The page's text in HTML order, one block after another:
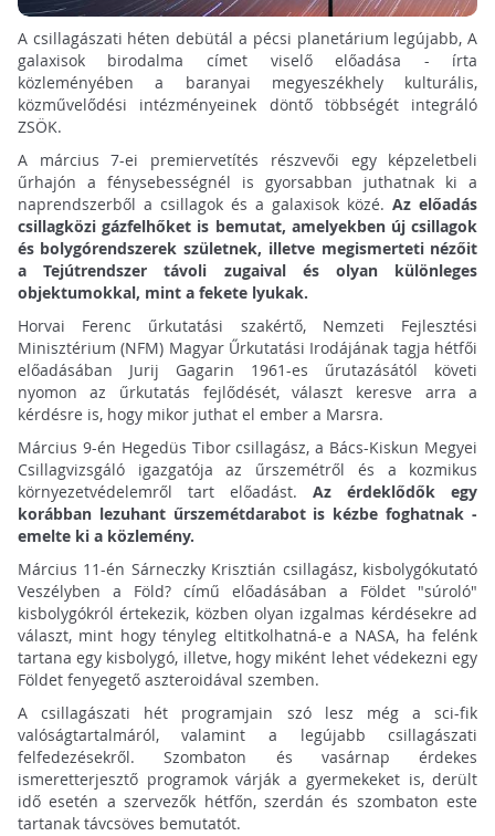
A csillagászati héten debütál a pécsi planetárium legújabb, A
galaxisok birodalma címet viselő előadása - írta
közleményében a baranyai megyeszékhely kulturális,
közművelődési intézményeinek döntő többségét integráló
ZSÖK.
A március 7-ei premiervetítés részvevői egy képzeletbeli
űrhajón a fénysebességnél is gyorsabban juthatnak ki a
naprendszerből a csillagok és a galaxisok közé.Az előadás
csillagközi gázfelhőket is bemutat, amelyekben új csillagok
és bolygórendszerek születnek, illetve megismerteti nézőit
a Tejútrendszer távoli zugaival és olyan különleges
objektumokkal, mint a fekete lyukak.
Horvai Ferenc űrkutatási szakértő, Nemzeti Fejlesztési
Minisztérium (NFM) Magyar Űrkutatási Irodájának tagja hétfői
előadásában Jurij Gagarin 1961-es űrutazásától követi
nyomon az űrkutatás fejlődését, választ keresve arra a
kérdésre is, hogy mikor juthat el ember a Marsra.
Március 9-én Hegedüs Tibor csillagász, a Bács-Kiskun Megyei
Csillagvizsgáló igazgatója az űrszemétről és a kozmikus
környezetvédelemről tart előadást.Az érdeklődők egy
korábban lezuhant űrszemétdarabot is kézbe foghatnak -
emelte ki a közlemény.
Március 11-én Sárneczky Krisztián csillagász, kisbolygókutató
Veszélyben a Föld? című előadásában a Földet "súroló"
kisbolygókról értekezik, közben olyan izgalmas kérdésekre ad
választ, mint hogy tényleg eltitkolhatná-e a NASA, ha felénk
tartana egy kisbolygó, illetve, hogy miként lehet védekezni egy
Földet fenyegető aszteroidával szemben.
A csillagászati hét programjain szó lesz még a sci-fik
valóságtartalmáról, valamint a legújabb csillagászati
felfedezésekről. Szombaton és vasárnap érdekes
ismeretterjesztő programok várják a gyermekeket is, derült
idő esetén a szervezők hétfőn, szerdán és szombaton este
tartanak távcsöves bemutatót.